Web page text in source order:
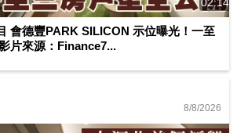
會德豐PARK SILICON 示位曝光！一至
片來源：Finance7...
8/8/2026